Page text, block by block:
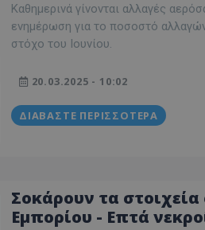
Καθημερινά γίνονται αλλαγές
ενημέρωση για το ποσοστό
στόχο του Ιουνίου.
20.03.2025 - 10:02
ΔΙΑΒΆΣΤΕ ΠΕΡΙΣΣΌΤΕΡΑ
Σοκάρουν τα
Εμπορίου - Επτά